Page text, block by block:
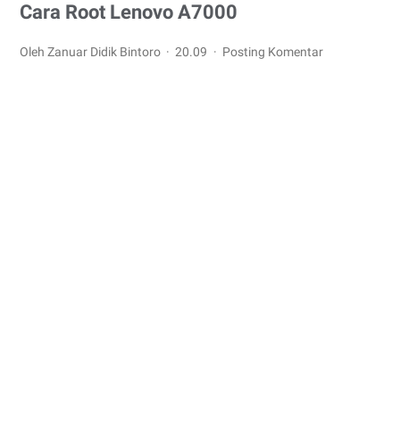
Cara Root Lenovo A7000
Oleh Zanuar Didik Bintoro 20.09 Posting Komentar